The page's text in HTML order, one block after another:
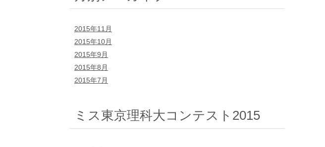
2015年11月
2015年10月
2015年9月
2015年8月
2015年7月
ミス東京理科大コンテスト2015